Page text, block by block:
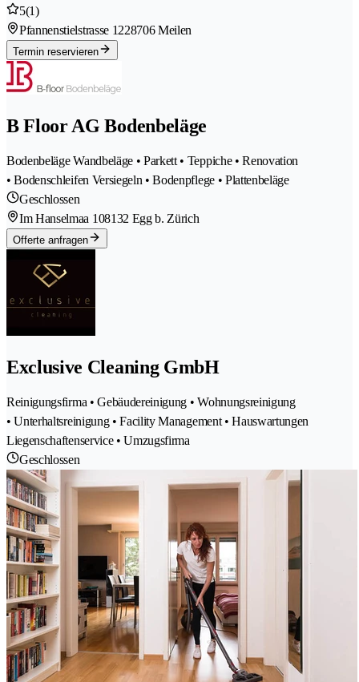
5(1)
Pfannenstielstrasse 1228706 Meilen
Termin reservieren
B Floor AG Bodenbeläge
Bodenbeläge Wandbeläge • Parkett • Teppiche • Renovation
• Bodenschleifen Versiegeln • Bodenpflege • Plattenbeläge
Geschlossen
Im Hanselmaa 108132 Egg b. Zürich
Offerte anfragen
Exclusive Cleaning GmbH
Reinigungsfirma • Gebäudereinigung • Wohnungsreinigung
• Unterhaltsreinigung • Facility Management • Hauswartungen
Liegenschaftenservice • Umzugsfirma
Geschlossen